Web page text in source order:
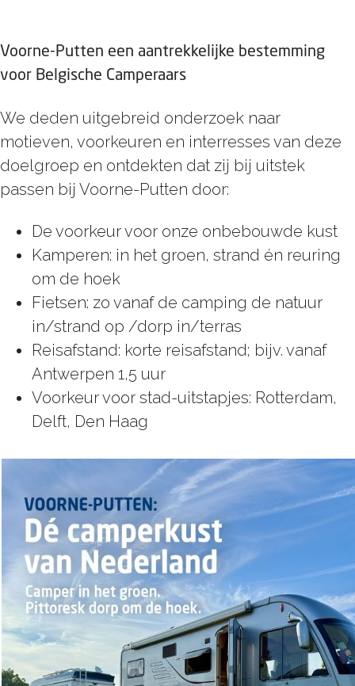
Voorne-Putten een aantrekkelijke bestemming
voor Belgische Camperaars
We deden uitgebreid onderzoek naar
motieven, voorkeuren en interresses van deze
doelgroep en ontdekten dat zij bij uitstek
passen bij Voorne-Putten door:
De voorkeur voor onze onbebouwde kust
Kamperen: in het groen, strand én reuring
om de hoek
Fietsen: zo vanaf de camping de natuur
in/strand op /dorp in/terras
Reisafstand: korte reisafstand; bijv. vanaf
Antwerpen 1,5 uur
Voorkeur voor stad-uitstapjes: Rotterdam,
Delft, Den Haag